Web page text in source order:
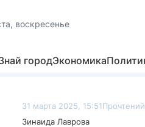
воскресенье
городЭкономика
31 марта 2025, 15:51
Зинаида Лаврова